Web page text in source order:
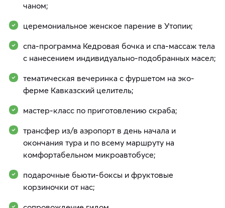
чаном;
церемониальное женское парение в Утопии;
спа-программа Кедровая бочка и спа-массаж тела
с нанесением индивидуально-подобранных масел;
тематическая вечеринка с фуршетом на эко-
ферме Кавказский целитель;
мастер-класс по приготовлению скраба;
трансфер из/в аэропорт в день начала и
окончания тура и по всему маршруту на
комфортабельном микроавтобусе;
подарочные бьюти-боксы и фруктовые
корзиночки от нас;